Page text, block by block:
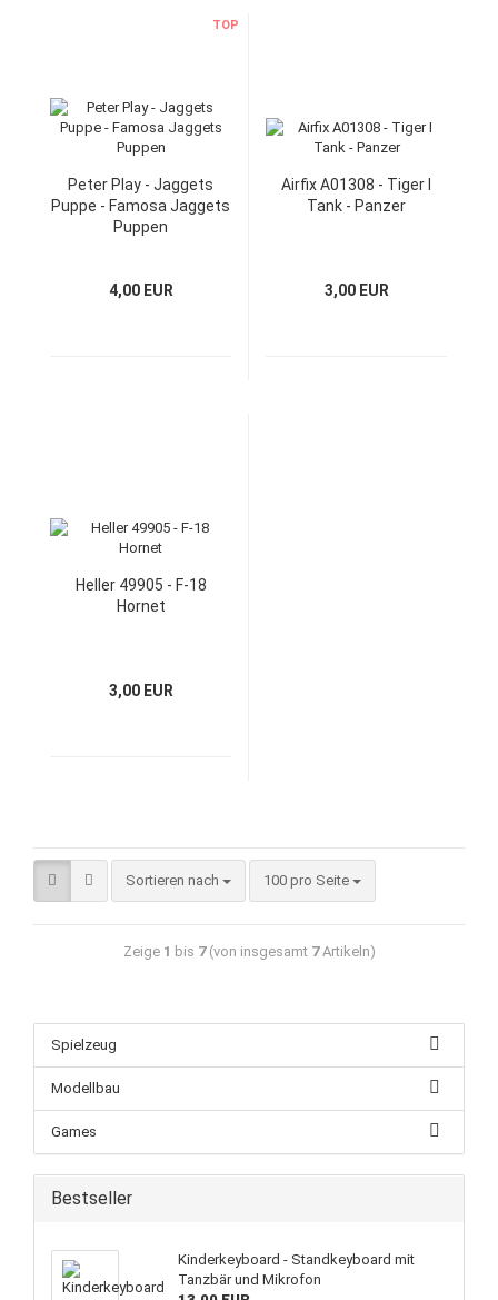
TOP
Peter Play - Jaggets
Puppe - Famosa Jaggets
Puppen
4,00 EUR
Airfix A01308 - Tiger I
Tank - Panzer
3,00 EUR
Heller 49905 - F-18
Hornet
3,00 EUR
Sortieren nach 100 pro Seite
Zeige 1 bis 7(von insgesamt 7Artikeln)
Spielzeug
Modellbau
Games
Bestseller
Kinderkeyboard - Standkeyboard mit
Tanzbär und Mikrofon